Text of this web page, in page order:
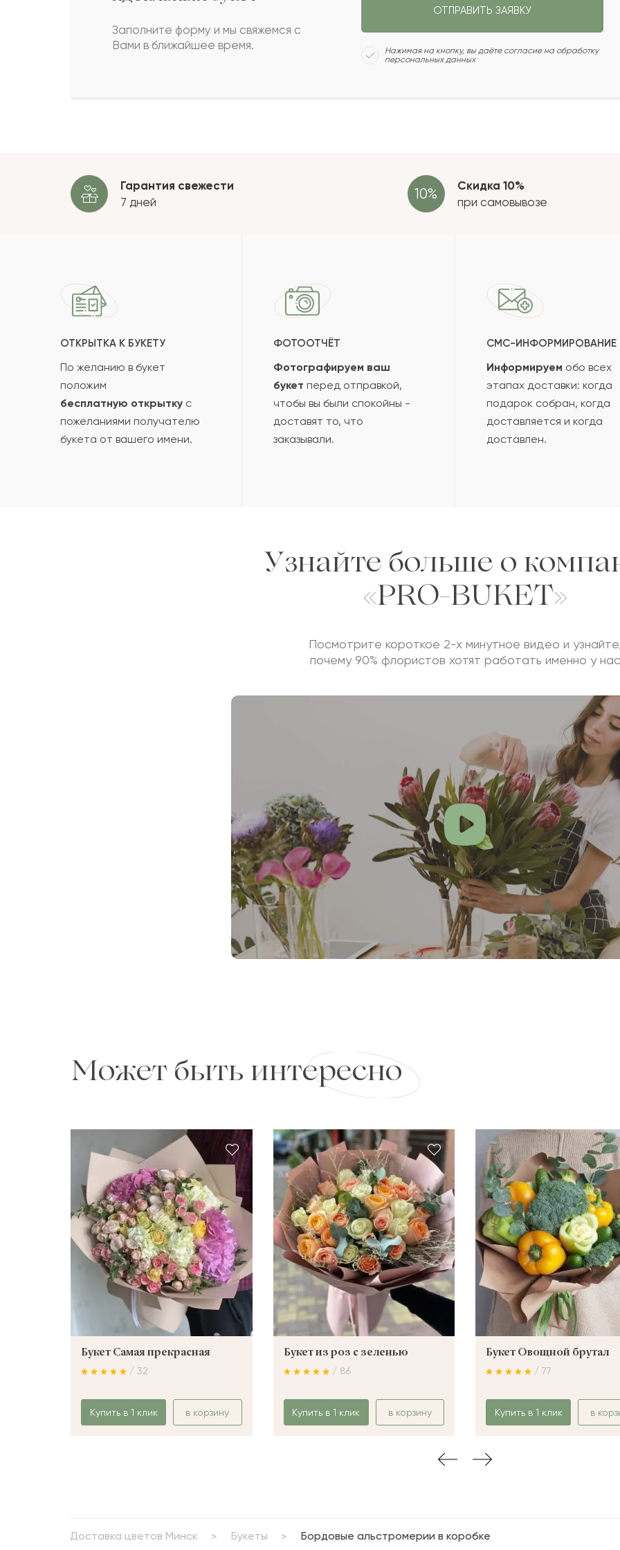
я не могла поздравить её лично, а с Вашей помощью, получился
замечательный праздник и для нас и для Мамы! Вы делаете
переживания оказались напрасными, курьер все доставил вовремя, а
букет оказался даже лучше чем на фото. Спасибо огромное!
2016-02-16
И 2015-01-08
Ихлас
Заполните форму и мы свяжемся с
Вами в ближайшее время.
ОТПРАВИТЬ ЗАЯВКУ
Нажимая на кнопку, вы даёте согласие на обработку
персональных данных
Гарантия свежести
7 дней
Скидка 10%
при самовывозе
ОТКРЫТКА К БУКЕТУ
По желанию в букет
положим
бесплатную открытку с
пожеланиями получателю
букета от вашего имени.
ФОТООТЧЁТ
Фотографируем ваш
букет перед отправкой,
чтобы вы были спокойны -
доставят то, что
заказывали.
СМС-ИНФОРМИРОВАНИЕ
Информируем обо всех
этапах доставки: когда
подарок собран, когда
доставляется и когда
доставлен.
Узнайте больше о
«PRO-BUKET»
Посмотрите короткое 2-х минутное видео и
почему 90% флористов хотят работать именно у нас
Может быть интересно
Букет Самая прекрасная
/ 32
Купить в 1 клик в корзину
Букет из роз с зеленью
/ 86
Купить в 1 клик в корзину
Букет Овощной брутал
/ 77
Купить в 1 клик в
Доставка цветов Минск Букеты Бордовые альстромерии в коробке